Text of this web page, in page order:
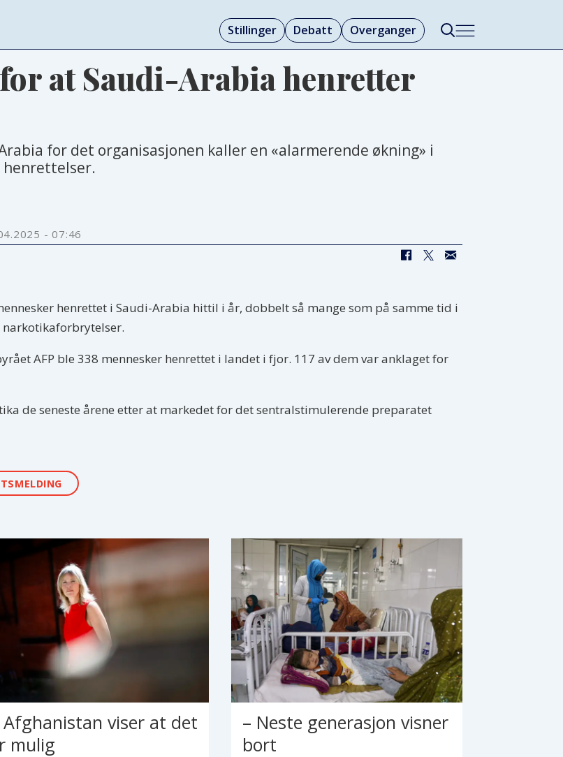
Stillinger Debatt Overganger
at Saudi-Arabia henretter
for det organisasjonen kaller en «alarmerende økning» i
henrettelser.
- 07:46
henrettet i Saudi-Arabia hittil i år, dobbelt så mange som på samme tid i
narkotikaforbrytelser.
AFP ble 338 mennesker henrettet i landet i fjor. 117 av dem var anklaget for
de seneste årene etter at markedet for det sentralstimulerende preparatet
Afghanistan viser at det
mulig
– Neste generasjon visner
bort